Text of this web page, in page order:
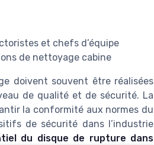
et chefs d’équipe
de nettoyage cabine
doivent souvent être réalisées
de qualité et de sécurité. La
la conformité aux normes du
de sécurité dans l’industrie
du disque de rupture dans